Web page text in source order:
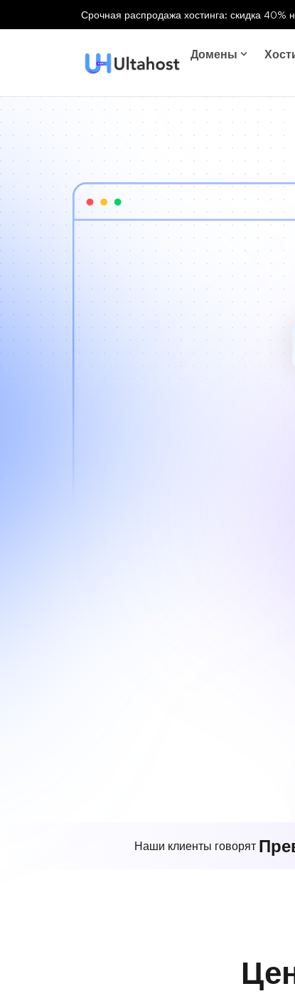
Срочная распродажа хостинга: скидка 40%
Домены
Наши клиенты говорят